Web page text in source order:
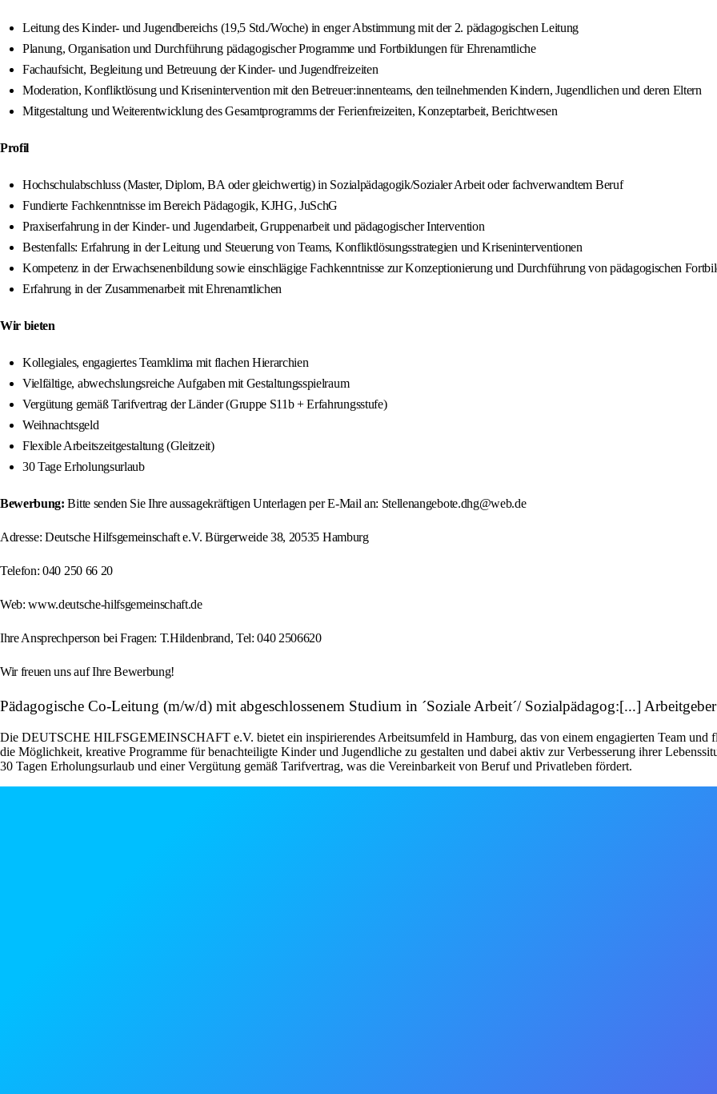
Leitung des Kinder- und Jugendbereichs (19,5 Std./Woche) in enger Abstimmung mit der 2. pädagogischen Leitung
Planung, Organisation und Durchführung pädagogischer Programme und Fortbildungen für Ehrenamtliche
Fachaufsicht, Begleitung und Betreuung der Kinder- und Jugendfreizeiten
Moderation, Konfliktlösung und Krisenintervention mit den Betreuer:innenteams, den teilnehmenden Kindern, Jugendlichen und deren Eltern
Mitgestaltung und Weiterentwicklung des Gesamtprogramms der Ferienfreizeiten, Konzeptarbeit, Berichtwesen
Profil
Hochschulabschluss (Master, Diplom, BA oder gleichwertig) in Sozialpädagogik/Sozialer Arbeit oder fachverwandtem Beruf
Fundierte Fachkenntnisse im Bereich Pädagogik, KJHG, JuSchG
Praxiserfahrung in der Kinder- und Jugendarbeit, Gruppenarbeit und pädagogischer Intervention
Bestenfalls: Erfahrung in der Leitung und Steuerung von Teams, Konfliktlösungsstrategien und Kriseninterventionen
Kompetenz in der Erwachsenenbildung sowie einschlägige Fachkenntnisse zur Konzeptionierung und Durchführung von pädagogischen
Erfahrung in der Zusammenarbeit mit Ehrenamtlichen
Wir bieten
Kollegiales, engagiertes Teamklima mit flachen Hierarchien
Vielfältige, abwechslungsreiche Aufgaben mit Gestaltungsspielraum
Vergütung gemäß Tarifvertrag der Länder (Gruppe S11b + Erfahrungsstufe)
Weihnachtsgeld
Flexible Arbeitszeitgestaltung (Gleitzeit)
30 Tage Erholungsurlaub
Bewerbung: Bitte senden Sie Ihre aussagekräftigen Unterlagen per E-Mail an: Stellenangebote.dhg@web.de
Adresse: Deutsche Hilfsgemeinschaft e.V. Bürgerweide 38, 20535 Hamburg
Telefon: 040 250 66 20
Web: www.deutsche-hilfsgemeinschaft.de
Ihre Ansprechperson bei Fragen: T.Hildenbrand, Tel: 040 2506620
Wir freuen uns auf Ihre Bewerbung!
Pädagogische Co-Leitung (m/w/d) mit abgeschlossenem Studium in ´Soziale Arbeit´/ Sozialpädagog:[...]
Die DEUTSCHE HILFSGEMEINSCHAFT e.V. bietet ein inspirierendes Arbeitsumfeld in Hamburg, das von einem engagierten Team und
die Möglichkeit, kreative Programme für benachteiligte Kinder und Jugendliche zu gestalten und dabei aktiv zur Verbesserung ihrer
30 Tagen Erholungsurlaub und einer Vergütung gemäß Tarifvertrag, was die Vereinbarkeit von Beruf und Privatleben fördert.